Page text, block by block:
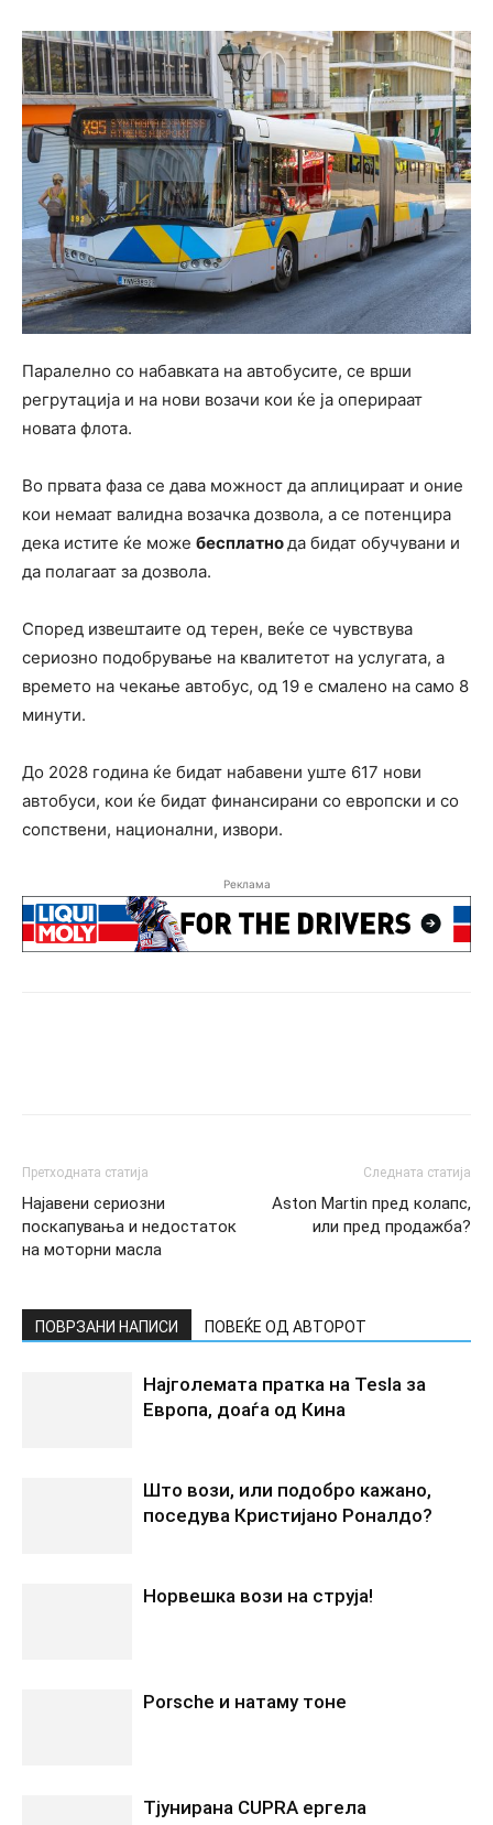
Паралелно со набавката на автобусите, се врши
регрутација и на нови возачи кои ќе ја оперираат
новата флота.
Во првата фаза се дава можност да аплицираат и оние
кои немаат валидна возачка дозвола, а се потенцира
дека истите ќе може бесплатнода бидат обучувани и
да полагаат за дозвола.
Според извештаите од терен, веќе се чувствува
сериозно подобрување на квалитетот на услугата, а
времето на чекање автобус, од 19 е смалено на само 8
минути.
До 2028 година ќе бидат набавени уште 617 нови
автобуси, кои ќе бидат финансирани со европски и со
сопствени, национални, извори.
Реклама
Претходната статија
Најавени сериозни
поскапувања и недостаток
на моторни масла
Следната статија
Aston Martin пред колапс,
или пред продажба?
ПОВРЗАНИ НАПИСИ ПОВЕЌЕ ОД АВТОРОТ
Најголемата пратка на Tesla за
Европа, доаѓа од Кина
Што вози, или подобро кажано,
поседува Кристијано Роналдо?
Норвешка вози на струја!
Porsche и натаму тоне
Tјунирана CUPRA ергела